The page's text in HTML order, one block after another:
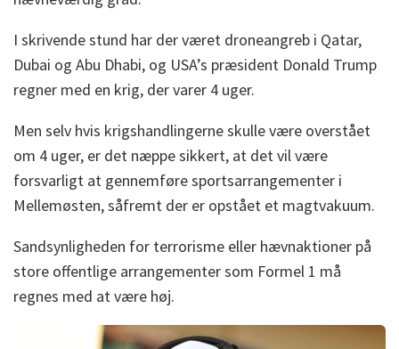
I skrivende stund har der været droneangreb i Qatar,
Dubai og Abu Dhabi, og USA’s præsident Donald Trump
regner med en krig, der varer 4 uger.
Men selv hvis krigshandlingerne skulle være overstået
om 4 uger, er det næppe sikkert, at det vil være
forsvarligt at gennemføre sportsarrangementer i
Mellemøsten, såfremt der er opstået et magtvakuum.
Sandsynligheden for terrorisme eller hævnaktioner på
store offentlige arrangementer som Formel 1 må
regnes med at være høj.